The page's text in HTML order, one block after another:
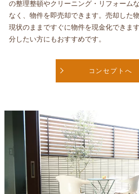
の整理整頓やクリーニング・リフォーム
なく、物件を即売却できます。売却した
現状のままですぐに物件を現金化できま
分したい方にもおすすめです。
コンセプトへ